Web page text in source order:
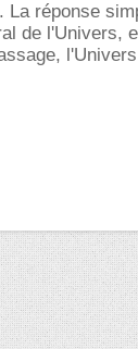
La réponse
de l'Univers,